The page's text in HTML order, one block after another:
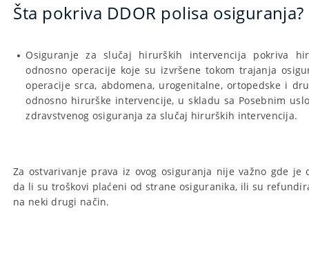
Šta pokriva DDOR polisa osiguranja?
Osiguranje za slučaj hirurških intervencija pokriva
odnosno operacije koje su izvršene tokom trajanja
operacije srca, abdomena, urogenitalne, ortopedske i
odnosno hirurške intervencije, u skladu sa Posebnim
zdravstvenog osiguranja za slučaj hirurških intervencija.
Za ostvarivanje prava iz ovog osiguranja nije važno gde je
da li su troškovi plaćeni od strane osiguranika, ili su
na neki drugi način.